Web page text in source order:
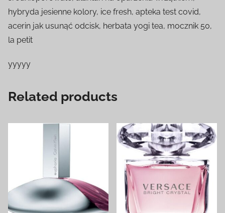
hybryda jesienne kolory, ice fresh, apteka test covid,
acerin jak usunąć odcisk, herbata yogi tea, mocznik 50,
la petit
yyyyy
Related products